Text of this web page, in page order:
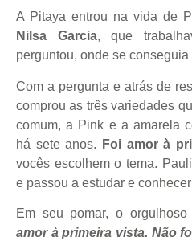
A Pitaya entrou na vida de
Nilsa Garcia, que
perguntou, onde se
Com a pergunta e atrás de
comprou as três variedades
comum, a Pink e a amarela
há sete anos.
Foi amor à
vocês escolhem o tema.
e passou a estudar e
Em seu pomar, o
amor à primeira vista. Não